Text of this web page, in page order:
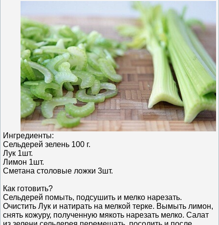
Ингредиенты:
Сельдерей зелень 100 г.
Лук 1шт.
Лимон 1шт.
Сметана столовые ложки 3шт.
Как готовить?
Сельдерей помыть, подсушить и мелко нарезать.
Очистить Лук и натирать на мелкой терке. Вымыть лимон,
снять кожуру, полученную мякоть нарезать мелко. Салат